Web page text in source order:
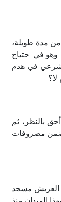
مدة طويلة،
في احتياج
في هدم
بالنظر، ثم
ضمن مصروفات
العريش مسجد